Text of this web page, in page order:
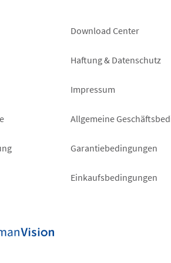
Footer
right
Download Center
Haftung & Datenschutz
Impressum
Allgemeine
Garantiebedingungen
Einkaufsbedingungen